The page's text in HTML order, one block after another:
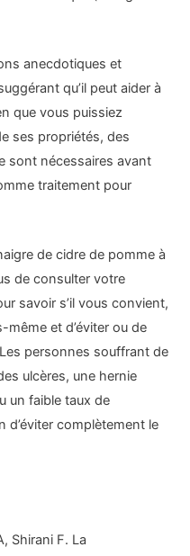
anecdotiques et
qu’il peut aider à
que vous puissiez
ses propriétés, des
sont nécessaires avant
traitement pour
de cidre de pomme à
de consulter votre
savoir s’il vous convient,
et d’éviter ou de
personnes souffrant de
ulcères, une hernie
un faible taux de
d’éviter complètement le
Shirani F. La